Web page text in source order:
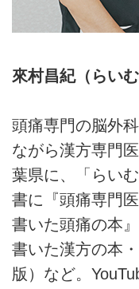
來村昌紀（らい
頭痛専門の脳外
ながら漢方専門
葉県に、「らい
書に『頭痛専門
書いた頭痛の本
書いた漢方の本
版）など。